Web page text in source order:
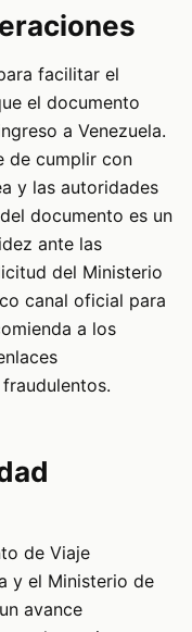
facilitar el
el documento
a Venezuela.
de cumplir con
y las autoridades
documento es un
ante las
del Ministerio
canal oficial para
a los
de Viaje
y el Ministerio de
avance